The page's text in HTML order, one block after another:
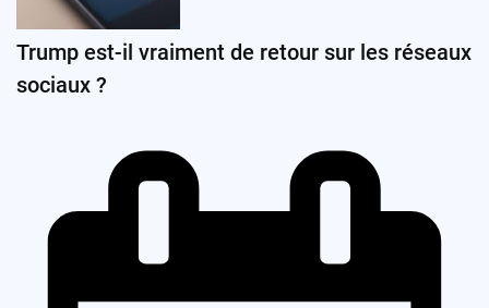
Trump est-il vraiment de retour sur les réseaux
sociaux ?